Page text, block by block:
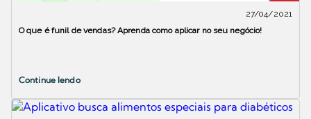
27/04/2021
O que é funil de vendas? Aprenda como aplicar no seu negócio!
Continue lendo